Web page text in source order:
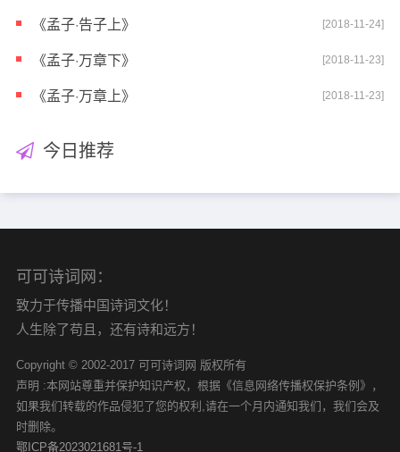
《孟子·告子上》 [2018-11-24]
《孟子·万章下》 [2018-11-23]
《孟子·万章上》 [2018-11-23]
今日推荐
可可诗词网：
致力于传播中国诗词文化！
人生除了苟且，还有诗和远方！
Copyright © 2002-2017 可可诗词网 版权所有
声明 :本网站尊重并保护知识产权，根据《信息网络传播权保护条例》，
如果我们转载的作品侵犯了您的权利,请在一个月内通知我们，我们会及
时删除。
鄂ICP备2023021681号-1